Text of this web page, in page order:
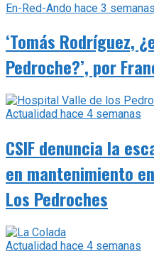
En-Red-Ando hace 3 semanas
‘Tomás Rodríguez,
Pedroche?’, por
Actualidad hace 4 semanas
CSIF denuncia la
en mantenimiento
Los Pedroches
Actualidad hace 4 semanas